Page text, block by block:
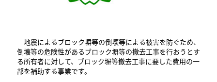
地震によるブロック塀等の倒壊等による被害を防ぐため、
倒壊等の危険性があるブロック塀等の撤去工事を行おうとす
る所有者に対して、ブロック塀等撤去工事に要した費用の一
部を補助する事業です。